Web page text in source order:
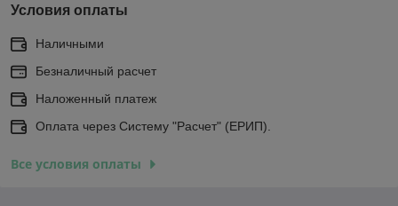
Условия оплаты
Наличными
Безналичный расчет
Наложенный платеж
Оплата через Систему "Расчет" (ЕРИП).
Все условия оплаты